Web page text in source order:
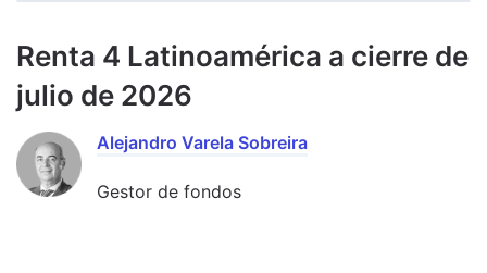
Renta 4 Latinoamérica a cierre de
julio de 2026
Alejandro Varela Sobreira
Gestor de fondos